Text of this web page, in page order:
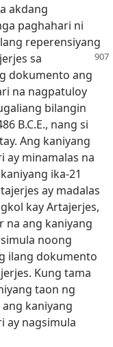
akdang
paghahari ni
reperensiyang
sa
dokumento ang
na nagpatuloy
bilangin
B.C.E., nang si
Ang kaniyang
ay minamalas na
ika-21
ay madalas
kay Artajerjes,
na ang kaniyang
noong
ilang dokumento
Kung tama
taon ng
ang kaniyang
ay nagsimula